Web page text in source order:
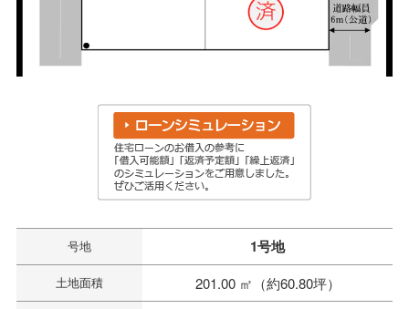
号地 1号地
土地面積 201.00 ㎡（約60.80坪）